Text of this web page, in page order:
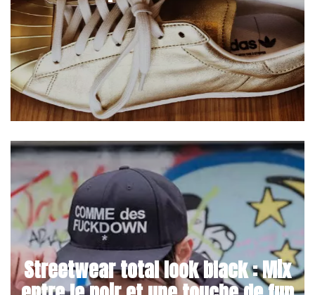
Streetwear total look black : Mix